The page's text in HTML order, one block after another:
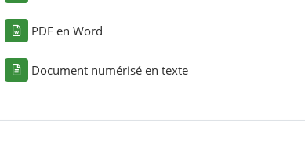
PDF en Word
Document numérisé en texte